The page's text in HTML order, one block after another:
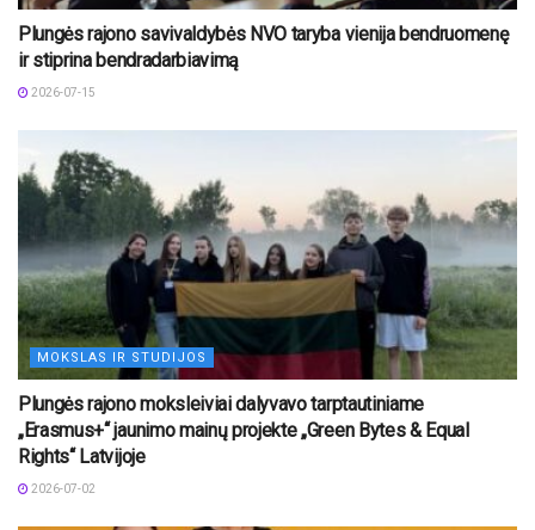
Plungės rajono savivaldybės NVO taryba vienija bendruomenę
ir stiprina bendradarbiavimą
2026-07-15
MOKSLAS IR STUDIJOS
Plungės rajono moksleiviai dalyvavo tarptautiniame
„Erasmus+“ jaunimo mainų projekte „Green Bytes & Equal
Rights“ Latvijoje
2026-07-02